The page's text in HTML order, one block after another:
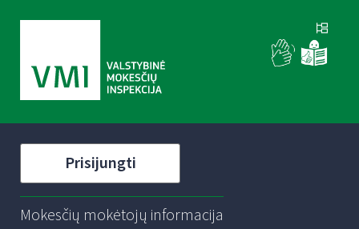
Prisijungti
Mokesčių mokėtojų informacija